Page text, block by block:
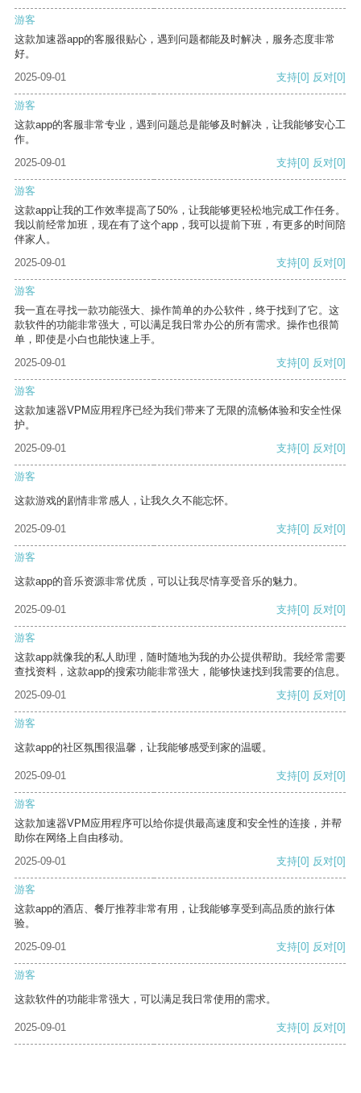
游客
这款加速器app的客服很贴心，遇到问题都能及时解决，服务态度非常
好。
2025-09-01
支持[0] 反对[0]
游客
这款app的客服非常专业，遇到问题总是能够及时解决，让我能够安心工
作。
2025-09-01
支持[0] 反对[0]
游客
这款app让我的工作效率提高了50%，让我能够更轻松地完成工作任务。
我以前经常加班，现在有了这个app，我可以提前下班，有更多的时间陪
伴家人。
2025-09-01
支持[0] 反对[0]
游客
我一直在寻找一款功能强大、操作简单的办公软件，终于找到了它。这
款软件的功能非常强大，可以满足我日常办公的所有需求。操作也很简
单，即使是小白也能快速上手。
2025-09-01
支持[0] 反对[0]
游客
这款加速器VPM应用程序已经为我们带来了无限的流畅体验和安全性保
护。
2025-09-01
支持[0] 反对[0]
游客
这款游戏的剧情非常感人，让我久久不能忘怀。
2025-09-01 支持[0] 反对[0]
游客
这款app的音乐资源非常优质，可以让我尽情享受音乐的魅力。
2025-09-01 支持[0] 反对[0]
游客
这款app就像我的私人助理，随时随地为我的办公提供帮助。我经常需要
查找资料，这款app的搜索功能非常强大，能够快速找到我需要的信息。
2025-09-01
支持[0] 反对[0]
游客
这款app的社区氛围很温馨，让我能够感受到家的温暖。
2025-09-01 支持[0] 反对[0]
游客
这款加速器VPM应用程序可以给你提供最高速度和安全性的连接，并帮
助你在网络上自由移动。
2025-09-01
支持[0] 反对[0]
游客
这款app的酒店、餐厅推荐非常有用，让我能够享受到高品质的旅行体
验。
2025-09-01
支持[0] 反对[0]
游客
这款软件的功能非常强大，可以满足我日常使用的需求。
2025-09-01 支持[0] 反对[0]